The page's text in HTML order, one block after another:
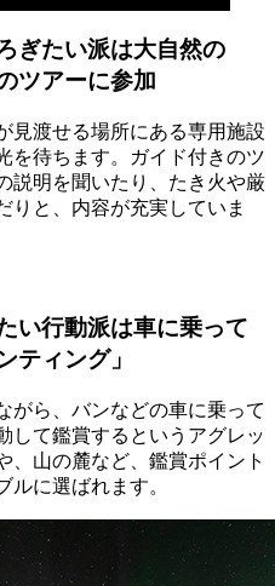
ぎたい派は大自然の
ツアーに参加
見渡せる場所にある専用施設
を待ちます。ガイド付きのツ
説明を聞いたり、たき火や厳
りと、内容が充実していま
い行動派は車に乗って
ティング」
がら、バンなどの車に乗って
して鑑賞するというアグレッ
、山の麓など、鑑賞ポイント
ルに選ばれます。